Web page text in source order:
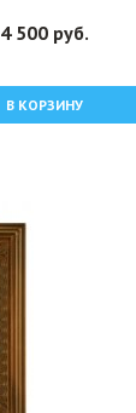
4 500 руб.
В КОРЗИНУ